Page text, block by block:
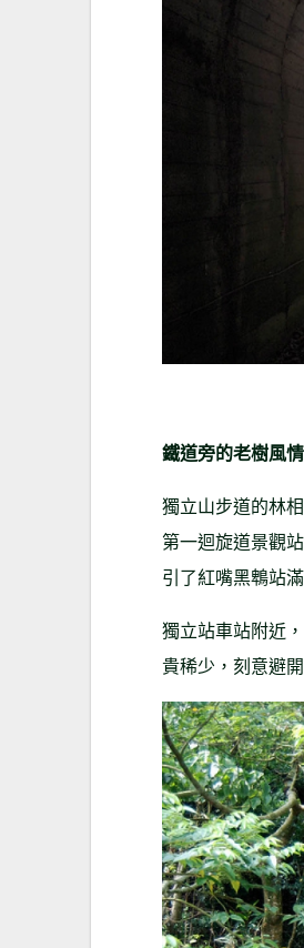
鐵道旁的老樹風情
獨立山步道的林
第一迴旋道景觀
引了紅嘴黑鵯站
獨立站車站附近
貴稀少，刻意避